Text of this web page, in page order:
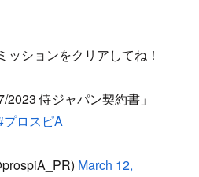
ッションをクリアしてね！
2023 侍ジャパン契約書」
プロスピA
March 12,